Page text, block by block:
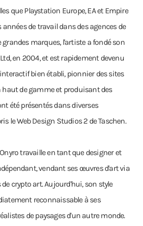
que Playstation Europe, EA et Empire
années de travail dans des agences de
marques, l'artiste a fondé son
en 2004, et est rapidement devenu
bien établi, pionnier des sites
de gamme et produisant des
été présentés dans diverses
le Web Design Studios 2 de Taschen.
travaille en tant que designer et
vendant ses œuvres d'art via
crypto art. Aujourd'hui, son style
reconnaissable à ses
de paysages d'un autre monde.